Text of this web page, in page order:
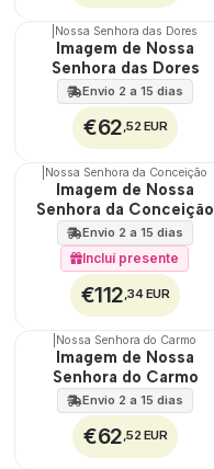
🇵🇹
100%
Nossa Senhora das Dores
Imagem de Nossa
Senhora das Dores
Envio 2 a 15 dias
€62,52 EUR
🇵🇹
100%
Nossa Senhora da Conceição
Imagem de Nossa
Senhora da Conceição
Envio 2 a 15 dias
Incluí presente
€112,34 EUR
🇵🇹
100%
Nossa Senhora do Carmo
Imagem de Nossa
Senhora do Carmo
Envio 2 a 15 dias
€62,52 EUR